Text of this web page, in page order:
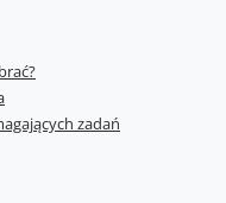
zadań